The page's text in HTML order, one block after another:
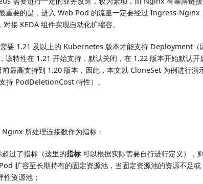
重要的是，进入 Web Pod 的流量一定要经过 Ingress-Nginx
接 KEDA 组件实现自动化扩缩容。
要 1.21 及以上的 Kubernetes 版本才能支持 Deployment（
特性在 1.21 开始支持，默认关闭，在 1.22 版本开始默认开
最高支持到 1.20 版本，因此，本文以 CloneSet 为例进行演
持 PodDeletionCost 特性）。
所处理连接数作为指标：
过了指标（这里的指标可以根据实际需要自行进行定义），
扩容至长期持有的固定资源池，当固定资源池的资源不足
性资源池；